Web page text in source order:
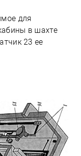
для
в шахте
23 ее